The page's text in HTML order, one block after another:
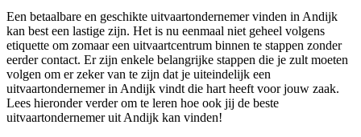
Een betaalbare en geschikte uitvaartondernemer vinden in Andijk
kan best een lastige zijn. Het is nu eenmaal niet geheel volgens
etiquette om zomaar een uitvaartcentrum binnen te stappen zonder
eerder contact. Er zijn enkele belangrijke stappen die je zult moeten
volgen om er zeker van te zijn dat je uiteindelijk een
uitvaartondernemer in Andijk vindt die hart heeft voor jouw zaak.
Lees hieronder verder om te leren hoe ook jij de beste
uitvaartondernemer uit Andijk kan vinden!